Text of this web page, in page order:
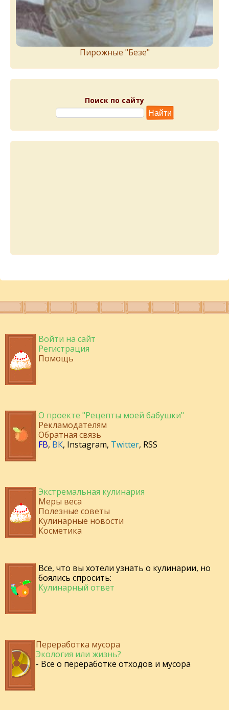
Пирожныe "Бeзe"
Поиск по сайту
Войти на сайт
Регистрация
Помощь
О проекте "Рецепты моей бабушки"
Рекламодателям
Обратная связь
FB, ВК, Instagram, Twitter, RSS
Экстремальная кулинария
Меры веса
Полезные советы
Кулинарные новости
Косметика
Все, что вы хотели узнать о кулинарии, но
боялись спросить:
Кулинарный ответ
Переработка мусора
Экология или жизнь?
- Все о переработке отходов и мусора